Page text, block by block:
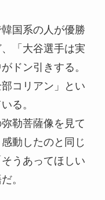
国系の人が優勝
「大谷選手は実
ドン引きする。
コリアン」とい
る。
勒菩薩像を見て
動したのと同じ
うあってほしい
。